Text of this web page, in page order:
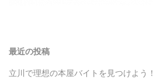
最近の投稿
立川で理想の本屋バイトを見つけよう！